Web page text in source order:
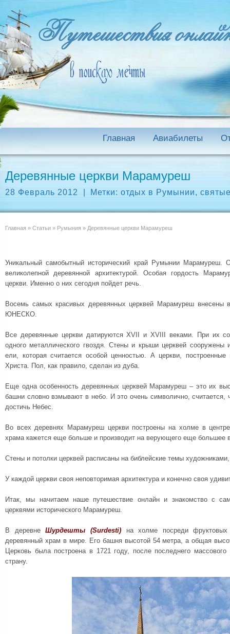
Главная Авиабилеты
Деревянные церкви Марамуреш
28 Февраль 2012 Метки:отдых в Румынии,
Главная » Статьи » Румыния » Деревянные церкви Марамуреш
Уникальный самобытный исторический край Румынии Марамуреш.
великолепной деревянной архитектурой. Особая гордость
церкви. Именно о них сегодня пойдет речь.
Восемь самых красивых деревянных церквей Марамуреш внесены
ЮНЕСКО.
Все деревянные церкви датируются XVII и XVIII веками. При их
одного металлического гвоздя. Стены и крыши церквей сооружены
ели, которая считается особой ценностью. А церкви,
Христа. Пол, как правило, сделан из дуба.
Еще одна особенность деревянных церквей Марамуреш – это их
башни словно взмывают в небо. И это очень символично, считается,
достичь Небес.
Во всех деревнях Марамуреш церкви построены на холме в
храма кажется еще больше и производит на верующего еще большее
Стены и потолки церквей расписаны на библейские темы
У каждой церкви своя неповторимая архитектура и конечно своя
Итак, мы начитаем наше путешествие онлайн и знакомство с
церквями исторического Марамуреш.
В деревнеШурдешты (Surdesti)на холме посреди фруктовых
деревянный храм в мире. Его башня высотой 54 метра, а общая
Церковь была построена в 1721 году, после последнего массового
страну.